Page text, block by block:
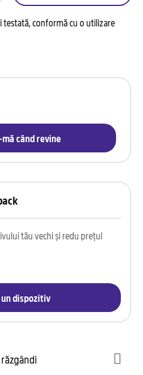
când revine
testată, conformă cu o utilizare
tău vechi și redu prețul
dispozitiv